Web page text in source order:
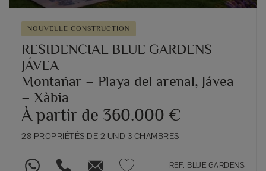
NOUVELLE CONSTRUCTION
RESIDENCIAL BLUE GARDENS
JÁVEA
Montañar – Playa del arenal, Jávea
– Xàbia
À partir de 360.000 €
28 PROPRIÉTÉS DE 2 UND 3 CHAMBRES
REF. BLUE GARDENS